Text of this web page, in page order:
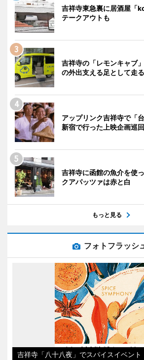
吉祥寺東急裏に居酒屋
テークアウトも
吉祥寺の「レモンキャ
の外出支える足として走る
アップリンク吉祥寺で「
新宿で行った上映企画巡
吉祥寺に函館の魚介を使
クアパッツァは赤と白
もっと見る
フォトフラッシ
吉祥寺「八十八夜」でスパイスイベン